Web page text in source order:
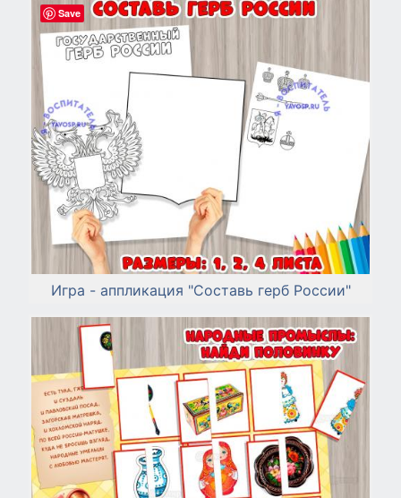
Игра - аппликация "Составь герб России"
Save